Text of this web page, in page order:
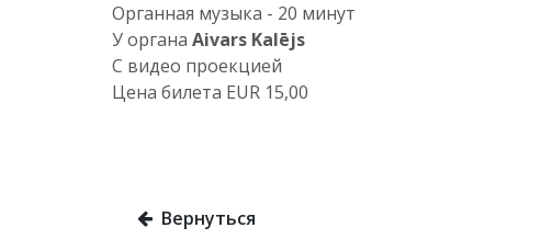
Oрганная музыка - 20 минут
У органа Aivars Kalējs
C видео проекцией
Цена билета EUR 15,00
Вернуться